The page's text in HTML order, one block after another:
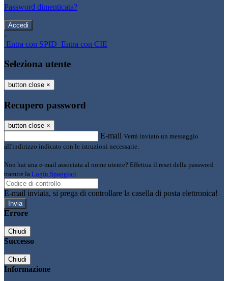
Password dimenticata?
-
Entra con SPID Entra con CIE
Seleziona utente
button close ×
Recupero password
button close ×
E-mail Verrà inviato un messaggio
all'indirizzo indicato con le istruzioni necessarie.
Non hai una e-mail associata al nome utente? Effettua il reset della password
tramite la Login Spaggiari
E-mail inviata, si prega di controllare la casella di posta elettronica!
Errore
Chiudi
Successo
Chiudi
Informazione